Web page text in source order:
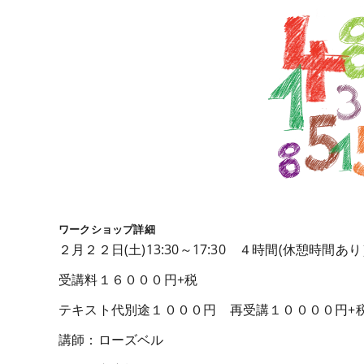
ワークショップ詳細
２月２２日(土)13:30～17:30 ４時間(休憩時間あ
受講料１６０００円+税
テキスト代別途１０００円 再受講１００００円+
講師：ローズベル